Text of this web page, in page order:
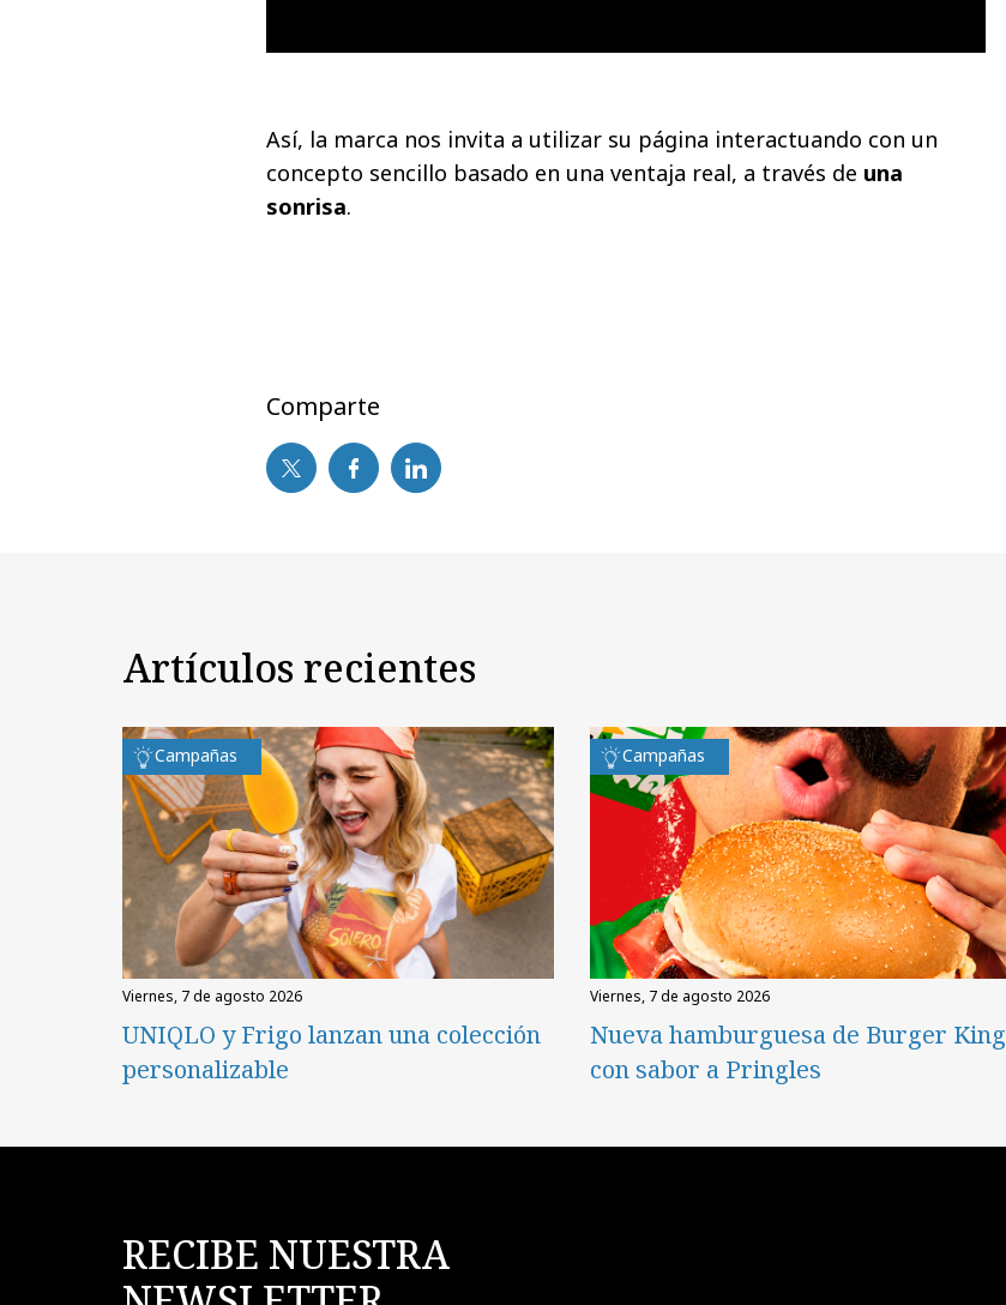
Así, la marca nos invita a utilizar su página interactuando con un
concepto sencillo basado en una ventaja real, a través de una
sonrisa.
Comparte
Artículos recientes
Campañas
viernes, 7 de agosto 2026
UNIQLO y Frigo lanzan una colección
personalizable
Campañas
viernes, 7 de agosto 2026
Nueva hamburguesa de Burger King
con sabor a Pringles
RECIBE NUESTRA